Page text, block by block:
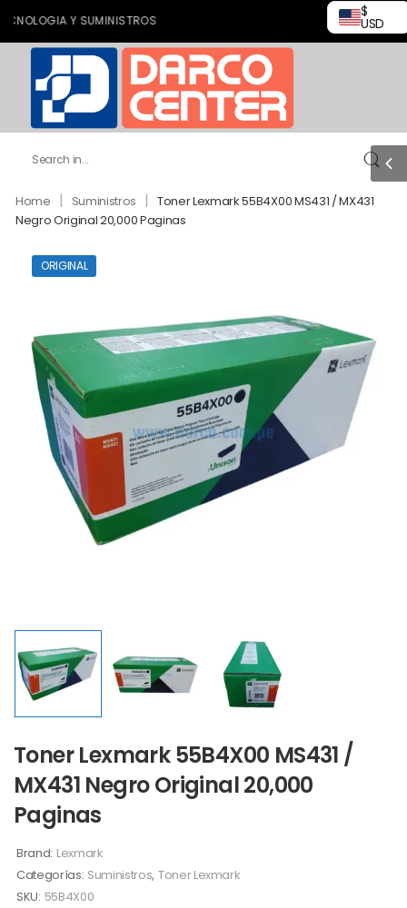
Y SUMINISTROS
$
USD
Home | Suministros | Toner Lexmark 55B4X00 MS431 / MX431
Negro Original 20,000 Paginas
ORIGINAL
Toner Lexmark 55B4X00 MS431 /
MX431 Negro Original 20,000
Paginas
Brand: Lexmark
Categorías: Suministros, Toner Lexmark
SKU: 55B4X00